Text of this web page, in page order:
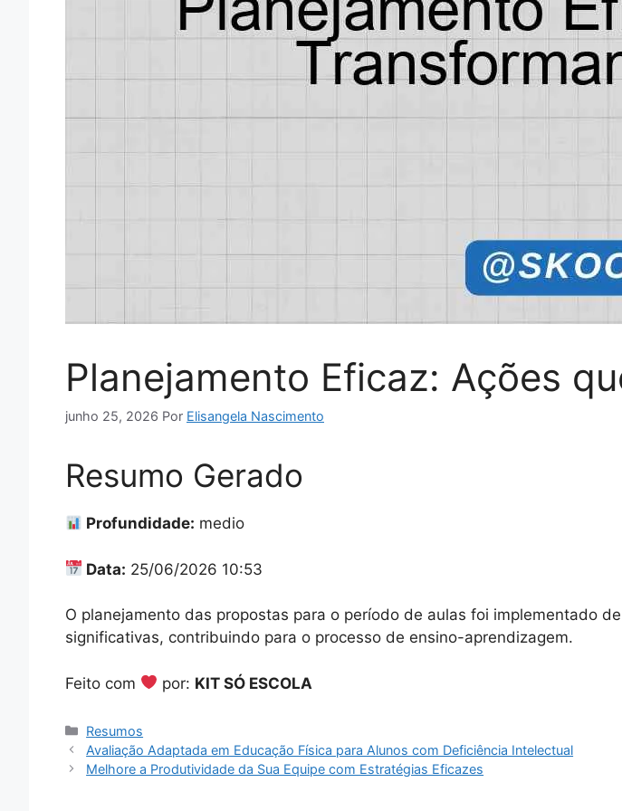
Planejamento Eficaz: Ações
junho 25, 2026 Por Elisangela Nascimento
Resumo Gerado
Profundidade: medio
Data: 25/06/2026 10:53
O planejamento das propostas para o período de aulas foi implementado
significativas, contribuindo para o processo de ensino-aprendizagem.
Feito com por: KIT SÓ ESCOLA
Categorias
Resumos
Avaliação Adaptada em Educação Física para Alunos com Deficiência Intelectual
Melhore a Produtividade da Sua Equipe com Estratégias Eficazes